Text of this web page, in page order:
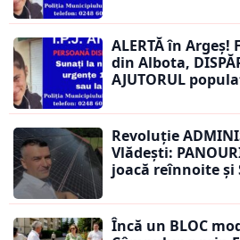
ALERTĂ în Argeș!
din Albota,
AJUTORUL
Revoluție
Vlădești:
joacă reînnoite și
Încă un BLOC